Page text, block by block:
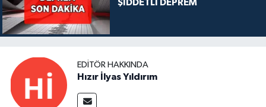
ŞİDDETLİ DEPREM
EDITÖR HAKKINDA
Hızır İlyas Yıldırım